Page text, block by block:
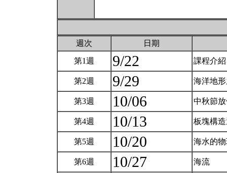
週次 日期
第1週 9/22 課程介
第2週 9/29 海洋地
第3週 10/06 中秋節
第4週 10/13 板塊構
第5週 10/20 海水的
第6週 10/27 海流